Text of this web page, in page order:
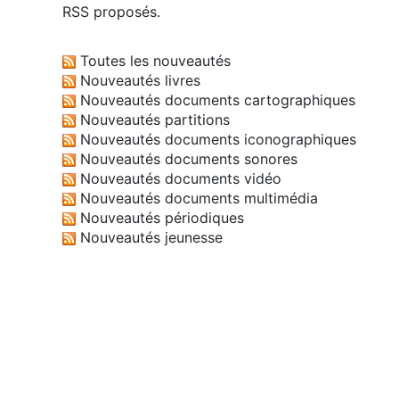
RSS proposés.
Toutes les nouveautés
Nouveautés livres
Nouveautés documents cartographiques
Nouveautés partitions
Nouveautés documents iconographiques
Nouveautés documents sonores
Nouveautés documents vidéo
Nouveautés documents multimédia
Nouveautés périodiques
Nouveautés jeunesse